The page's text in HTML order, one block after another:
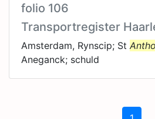
folio 106
Transportregister
Amsterdam, Rynscip; St
Aneganck; schuld